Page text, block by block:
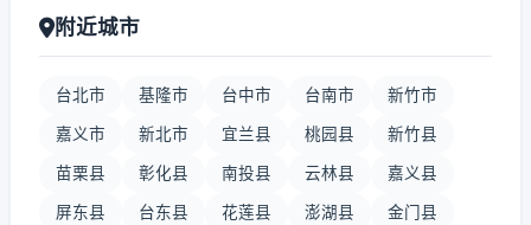
附近城市
台北市 基隆市 台中市 台南市 新竹市
嘉义市 新北市 宜兰县 桃园县 新竹县
苗栗县 彰化县 南投县 云林县 嘉义县
屏东县 台东县 花莲县 澎湖县 金门县